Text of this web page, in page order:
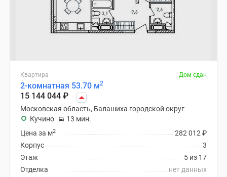
Квартира Дом сдан
2-комнатная 53.70 м2
15 144 044 ₽
Московская область, Балашиха городской округ
Кучино
13 мин.
282 012 ₽
Цена за м2
3
Корпус
5 из 17
Этаж
нет данных
Отделка